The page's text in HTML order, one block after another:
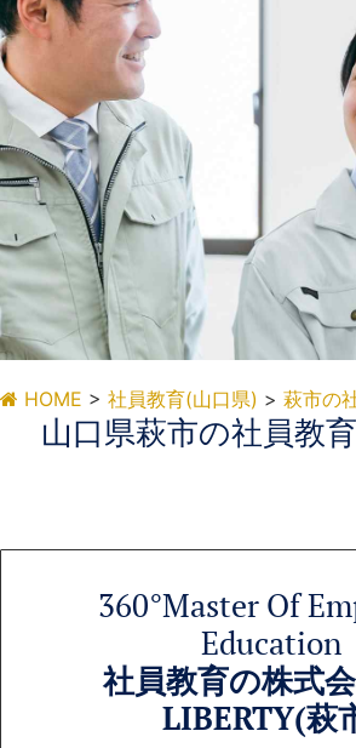
社員教育(萩市)
HOME > 社員教育(山口県) > 萩市の
山口県萩市の社員教
360°Master Of
Education
社員教育の株式
LIBERTY(萩